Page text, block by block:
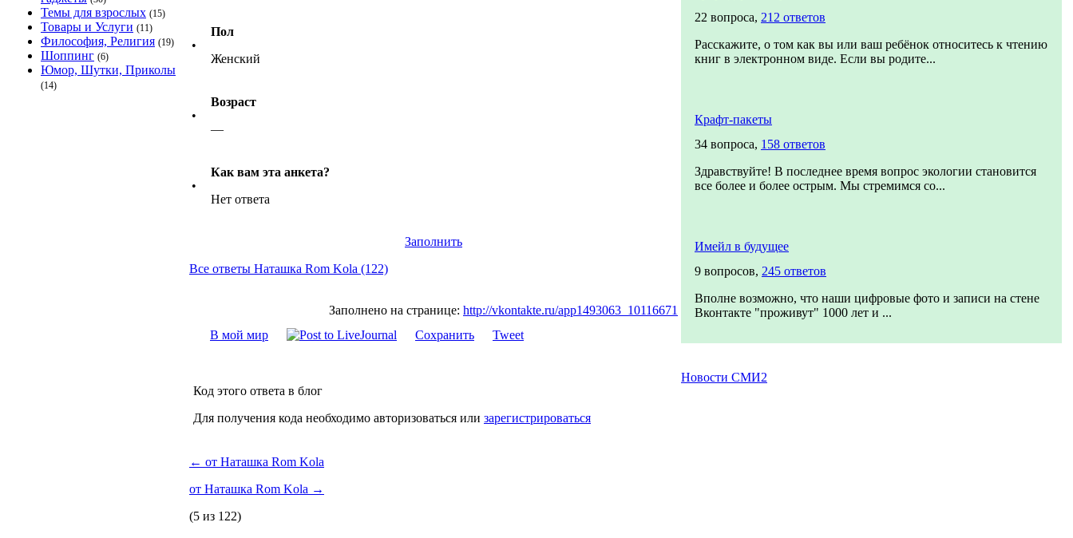
Темы для взрослых (15)
Товары и Услуги (11)
Философия, Религия (19)
Шоппинг (6)
Юмор, Шутки, Приколы
(14)
•
Пол
Женский
•
Возраст
—
•
Как вам эта анкета?
Нет ответа
Заполнить
Все ответы Наташка Rom Kola (122)
Заполнено на странице: http://vkontakte.ru/app1493063_10116671
В мой мир
Сохранить Tweet
Код этого ответа в блог
Для получения кода необходимо авторизоваться или зарегистрироваться
← от Наташка Rom Kola
от Наташка Rom Kola →
(5 из 122)
22 вопроса, 212 ответов
Расскажите, о том как вы или ваш ребёнок относитесь к чтению
книг в электронном виде. Если вы родите...
Крафт-пакеты
34 вопроса, 158 ответов
Здравствуйте! В последнее время вопрос экологии становится
все более и более острым. Мы стремимся со...
Имейл в будущее
9 вопросов, 245 ответов
Вполне возможно, что наши цифровые фото и записи на стене
Вконтакте "проживут" 1000 лет и ...
Новости СМИ2